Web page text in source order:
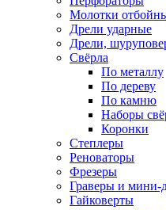
Молотки
Дрели ударные
Дрели,
Свёрла
По металлу
По дереву
По камню
Наборы
Коронки
Степлеры
Реноваторы
Фрезеры
Граверы и мини-
Гайковерты